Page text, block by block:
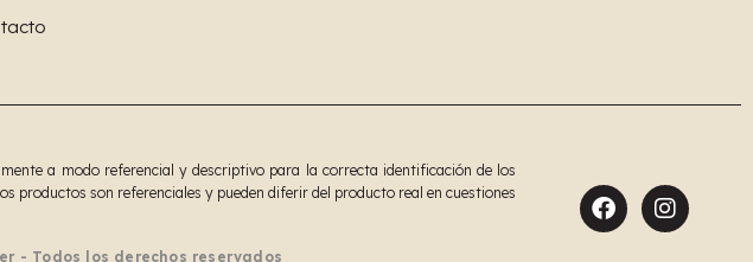
a modo referencial y descriptivo para la correcta identificación de los
productos son referenciales y pueden diferir del producto real en cuestiones
- Todos los derechos reservados